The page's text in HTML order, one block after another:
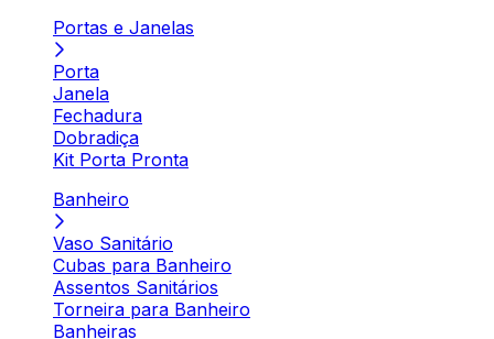
Portas e Janelas
Porta
Janela
Fechadura
Dobradiça
Kit Porta Pronta
Banheiro
Vaso Sanitário
Cubas para Banheiro
Assentos Sanitários
Torneira para Banheiro
Banheiras